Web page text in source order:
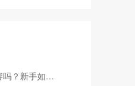
狗狗需要定期洗澡和美容吗？新手如何操作？